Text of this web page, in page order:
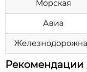
Морская
Авиа
Рекомендации